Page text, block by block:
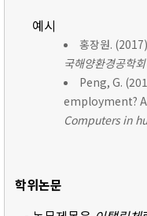
예시
홍장원.
국해양환경공학
Peng, G.
employment?
Computers in
학위논문